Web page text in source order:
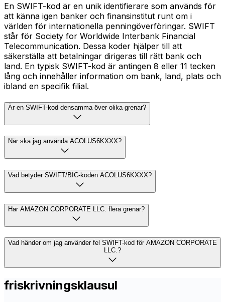
En SWIFT-kod är en unik identifierare som används för
att känna igen banker och finansinstitut runt om i
världen för internationella penningöverföringar. SWIFT
står för Society for Worldwide Interbank Financial
Telecommunication. Dessa koder hjälper till att
säkerställa att betalningar dirigeras till rätt bank och
land. En typisk SWIFT-kod är antingen 8 eller 11 tecken
lång och innehåller information om bank, land, plats och
ibland en specifik filial.
Är en SWIFT-kod densamma över olika grenar?
När ska jag använda ACOLUS6KXXX?
Vad betyder SWIFT/BIC-koden ACOLUS6KXXX?
Har AMAZON CORPORATE LLC. flera grenar?
Vad händer om jag använder fel SWIFT-kod för AMAZON CORPORATE
LLC.?
friskrivningsklausul